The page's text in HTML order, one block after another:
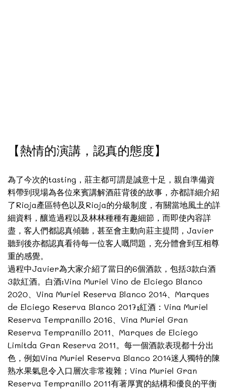
【熱情的演講，認真的態度】
為了今次的tasting，莊主都可謂是誠意十足，親自準備資
料帶到現場為各位來賓講解酒莊背後的故事，亦都詳細介紹
了Rioja產區特色以及Rioja的分級制度，有關當地風土的詳
細資料，釀造過程以及林林種種有趣細節，而即使內容詳
盡，客人們都認真傾聽，甚至會主動向莊主提問，Javier
聽到後亦都認真看待每一位客人嘅問題，充分體會到互相尊
重的感覺。
過程中Javier為大家介紹了當日的6個酒款，包括3款白酒
3款紅酒。白酒:Vina Muriel Vino de Elciego Blanco
2020、Vina Muriel Reserva Blanco 2014、Marques
de Elciego Reserva Blanco 2017;紅酒：Vina Muriel
Reserva Tempranillo 2016、Vina Muriel Gran
Reserva Tempranillo 2011、Marques de Elciego
Limitda Gran Reserva 2011。每一個酒款表現都十分出
色，例如Vina Muriel Reserva Blanco 2014迷人獨特的陳
熟水果氣息令入口層次非常複雜；Vina Muriel Gran
Reserva Tempranillo 2011有著厚實的結構和優良的平衡